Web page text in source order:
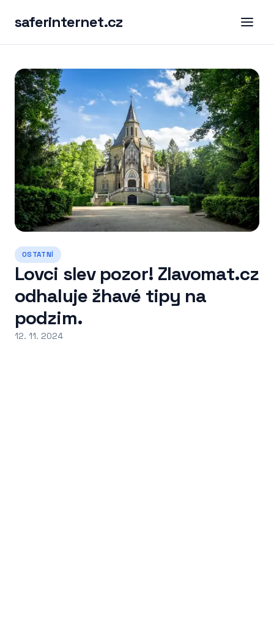
saferinternet.cz
OSTATNÍ
Lovci slev pozor! Zlavomat.cz
odhaluje žhavé tipy na
podzim.
12. 11. 2024